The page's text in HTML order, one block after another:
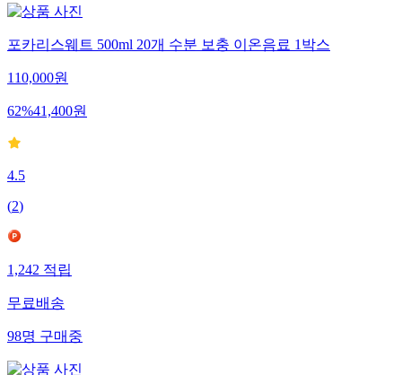
포카리스웨트 500ml 20개 수분 보충 이온음료 1박스
110,000원
62%41,400원
4.5
(2)
1,242 적립
무료배송
98명 구매중